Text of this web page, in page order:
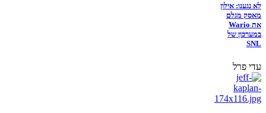
לא נגענו: אילון
מאסק מגלם
את Wario
במערכון של
SNL
עדי פרל